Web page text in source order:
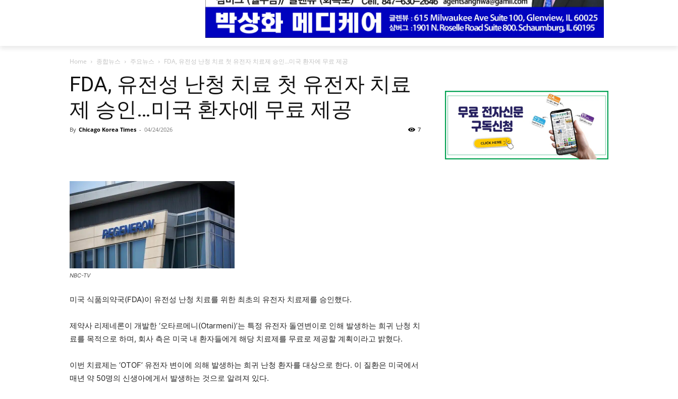
Home 종합뉴스 주요뉴스 FDA, 유전성 난청 치료 첫 유전자 치료제 승인…미국 환자에 무료 제공
FDA, 유전성 난청 치료 첫 유전자 치료
제 승인…미국 환자에 무료 제공
By Chicago Korea Times - 04/24/2026 7
NBC-TV
미국 식품의약국(FDA)이 유전성 난청 치료를 위한 최초의 유전자 치료제를 승인했다.
제약사 리제네론이 개발한 ‘오타르메니(Otarmeni)’는 특정 유전자 돌연변이로 인해 발생하는 희귀 난청 치
료를 목적으로 하며, 회사 측은 미국 내 환자들에게 해당 치료제를 무료로 제공할 계획이라고 밝혔다.
이번 치료제는 ‘OTOF’ 유전자 변이에 의해 발생하는 희귀 난청 환자를 대상으로 한다. 이 질환은 미국에서
매년 약 50명의 신생아에게서 발생하는 것으로 알려져 있다.